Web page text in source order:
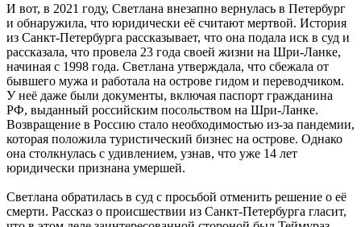
И вот, в 2021 году, Светлана внезапно вернулась в Петербург
и обнаружила, что юридически её считают мертвой. История
из Санкт-Петербурга рассказывает, что она подала иск в суд и
рассказала, что провела 23 года своей жизни на Шри-Ланке,
начиная с 1998 года. Светлана утверждала, что сбежала от
бывшего мужа и работала на острове гидом и переводчиком.
У неё даже были документы, включая паспорт гражданина
РФ, выданный российским посольством на Шри-Ланке.
Возвращение в Россию стало необходимостью из-за пандемии,
которая положила туристический бизнес на острове. Однако
она столкнулась с удивлением, узнав, что уже 14 лет
юридически признана умершей.
Светлана обратилась в суд с просьбой отменить решение о её
смерти. Рассказ о происшествии из Санкт-Петербурга гласит,